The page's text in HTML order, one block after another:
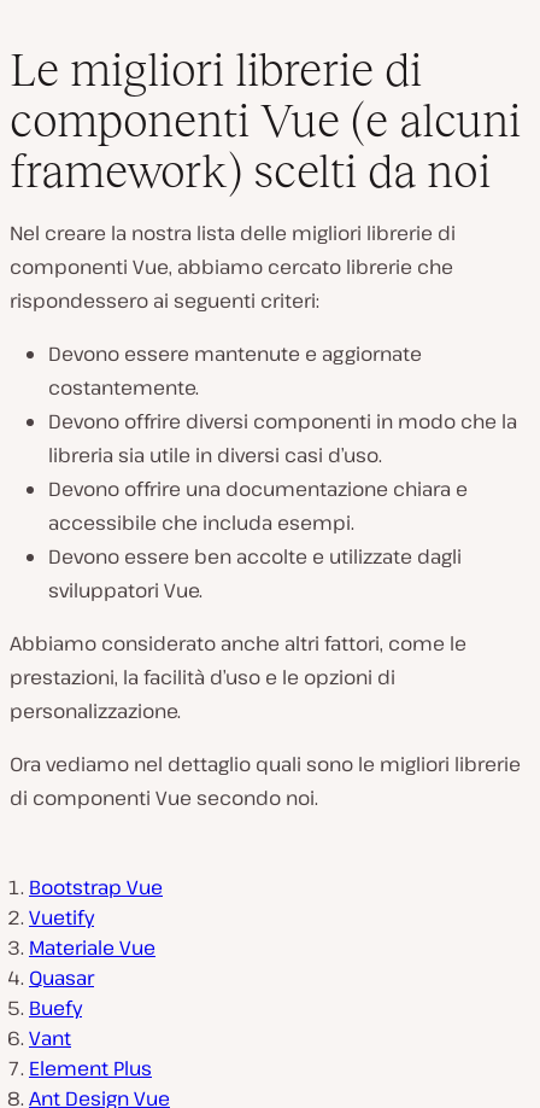
Le migliori librerie di
componenti Vue (e alcuni
framework) scelti da noi
Nel creare la nostra lista delle migliori librerie di
componenti Vue, abbiamo cercato librerie che
rispondessero ai seguenti criteri:
Devono essere mantenute e aggiornate
costantemente.
Devono offrire diversi componenti in modo che la
libreria sia utile in diversi casi d’uso.
Devono offrire una documentazione chiara e
accessibile che includa esempi.
Devono essere ben accolte e utilizzate dagli
sviluppatori Vue.
Abbiamo considerato anche altri fattori, come le
prestazioni, la facilità d’uso e le opzioni di
personalizzazione.
Ora vediamo nel dettaglio quali sono le migliori librerie
di componenti Vue secondo noi.
Bootstrap Vue
Vuetify
Materiale Vue
Quasar
Buefy
Vant
Element Plus
Ant Design Vue